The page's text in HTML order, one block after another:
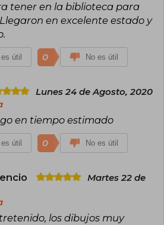
tener en la biblioteca para
en excelente estado y
útil 0 No es útil
Lunes 24 de Agosto, 2020
en tiempo estimado
útil 0 No es útil
Martes 22 de
los dibujos muy